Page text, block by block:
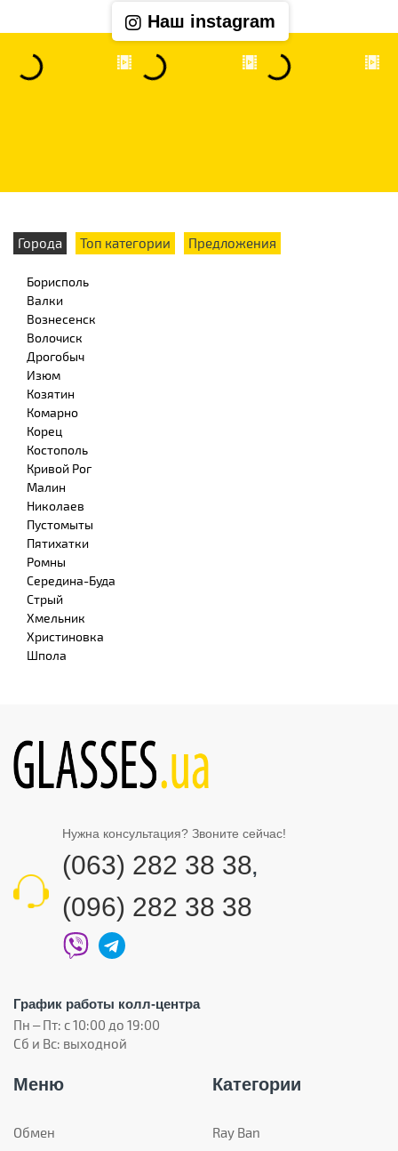
Наш instagram
Города Топ категории Предложения
Борисполь
Валки
Вознесенск
Волочиск
Дрогобыч
Изюм
Козятин
Комарно
Корец
Костополь
Кривой Рог
Малин
Николаев
Пустомыты
Пятихатки
Ромны
Середина-Буда
Стрый
Хмельник
Христиновка
Шпола
Нужна консультация? Звоните сейчас!
(063) 282 38 38,
(096) 282 38 38
График работы колл-центра
Пн – Пт: с 10:00 до 19:00
Сб и Вс: выходной
Меню
Обмен
Категории
Ray Ban